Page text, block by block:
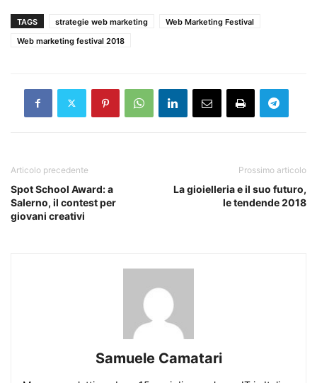
TAGS strategie web marketing
Web Marketing Festival
Web marketing festival 2018
Articolo precedente
Spot School Award: a
Salerno, il contest per
giovani creativi
Prossimo articolo
La gioielleria e il suo futuro,
le tendende 2018
Samuele Camatari